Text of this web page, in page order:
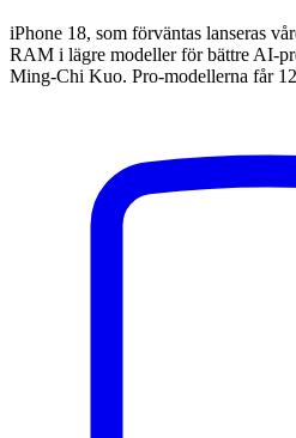
iPhone 18, som förväntas lanseras
RAM i lägre modeller för bättre AI-
Ming-Chi Kuo. Pro-modellerna får